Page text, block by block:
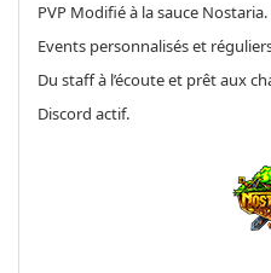
PVP Modifié à la sauce Nostaria.
Events personnalisés et
Du staff à l’écoute et prêt aux
Discord actif.